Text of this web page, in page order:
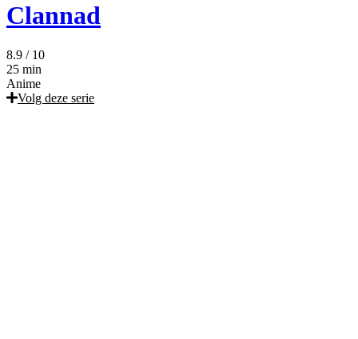
Clannad
8.9 / 10
25 min
Anime
Volg deze serie